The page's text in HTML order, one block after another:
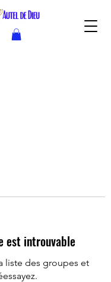
est introuvable
liste des groupes et